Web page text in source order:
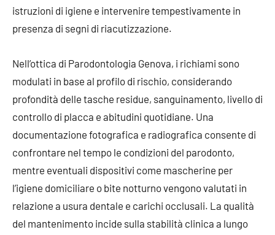
istruzioni di igiene e intervenire tempestivamente in
presenza di segni di riacutizzazione.
Nell’ottica di Parodontologia Genova, i richiami sono
modulati in base al profilo di rischio, considerando
profondità delle tasche residue, sanguinamento, livello di
controllo di placca e abitudini quotidiane. Una
documentazione fotografica e radiografica consente di
confrontare nel tempo le condizioni del parodonto,
mentre eventuali dispositivi come mascherine per
l’igiene domiciliare o bite notturno vengono valutati in
relazione a usura dentale e carichi occlusali. La qualità
del mantenimento incide sulla stabilità clinica a lungo